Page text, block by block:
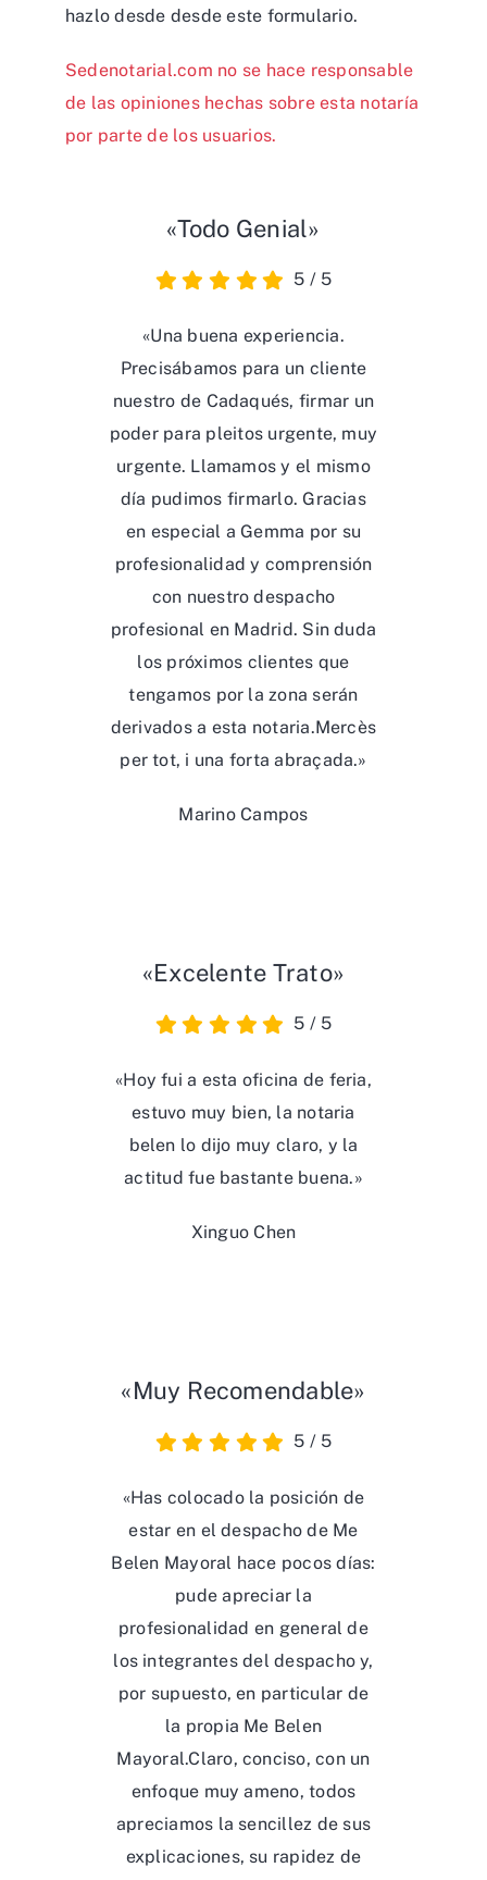
hazlo desde desdeeste formulario.
Sedenotarial.com no se hace responsable
de las opiniones hechas sobre esta notaría
por parte de los usuarios.
«Todo Genial»
5 / 5
«Una buena experiencia.
Precisábamos para un cliente
nuestro de Cadaqués, firmar un
poder para pleitos urgente, muy
urgente. Llamamos y el mismo
día pudimos firmarlo. Gracias
en especial a Gemma por su
profesionalidad y comprensión
con nuestro despacho
profesional en Madrid. Sin duda
los próximos clientes que
tengamos por la zona serán
derivados a esta notaria.Mercès
per tot, i una forta abraçada.»
Marino Campos
«Excelente Trato»
5 / 5
«Hoy fui a esta oficina de feria,
estuvo muy bien, la notaria
belen lo dijo muy claro, y la
actitud fue bastante buena.»
Xinguo Chen
«Muy Recomendable»
5 / 5
«Has colocado la posición de
estar en el despacho de Me
Belen Mayoral hace pocos días:
pude apreciar la
profesionalidad en general de
los integrantes del despacho y,
por supuesto, en particular de
la propia Me Belen
Mayoral.Claro, conciso, con un
enfoque muy ameno, todos
apreciamos la sencillez de sus
explicaciones, su rapidez de